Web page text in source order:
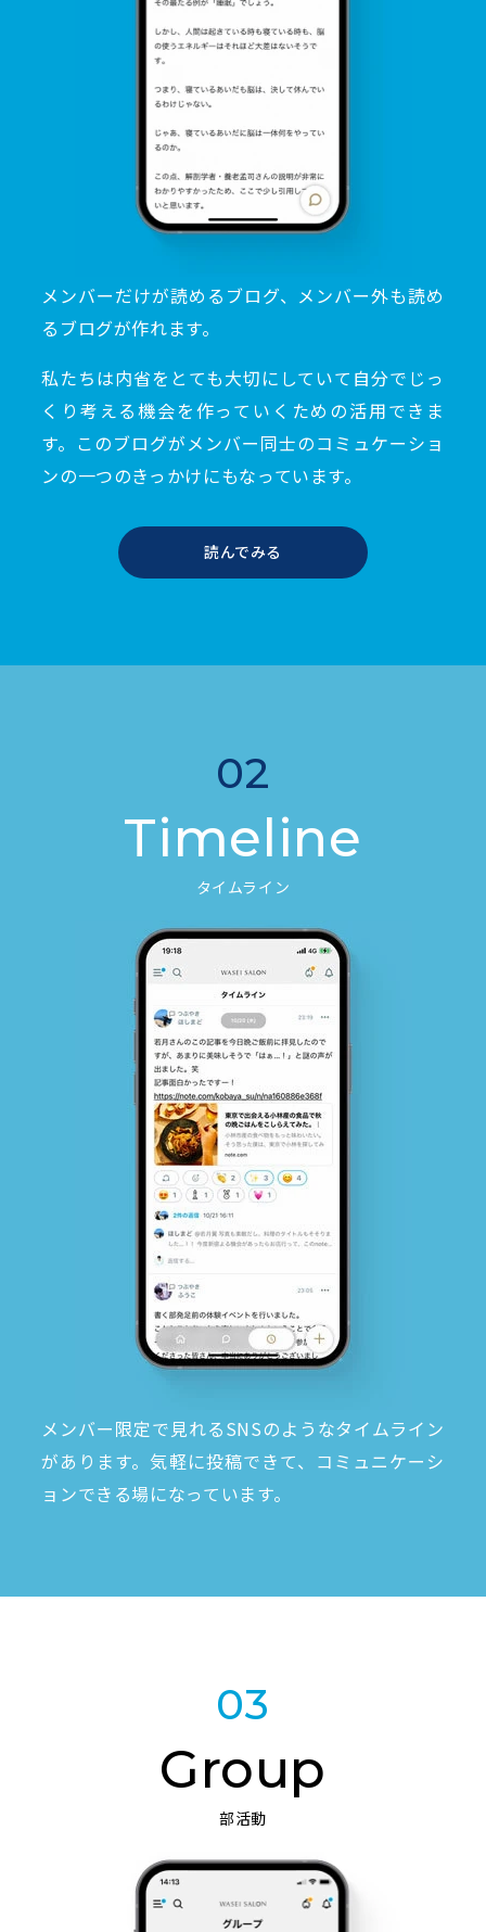
メンバーだけが読めるブログ、メンバー外も読め
るブログが作れます。
私たちは内省をとても大切にしていて自分でじっ
くり考える機会を作っていくための活用できま
す。このブログがメンバー同士のコミュケーショ
ンの一つのきっかけにもなっています。
読んでみる
02
Timeline
タイムライン
メンバー限定で見れるSNSのようなタイムライン
があります。気軽に投稿できて、コミュニケーシ
ョンできる場になっています。
03
Group
部活動